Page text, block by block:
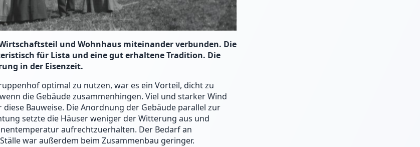
und Wohnhaus miteinander verbunden. Die
für Lista und eine gut erhaltene Tradition. Die
in der Eisenzeit.
optimal zu nutzen, war es ein Vorteil, dicht zu
die Gebäude zusammenhingen. Viel und starker Wind
Bauweise. Die Anordnung der Gebäude parallel zur
setzte die Häuser weniger der Witterung aus und
aufrechtzuerhalten. Der Bedarf an
war außerdem beim Zusammenbau geringer.